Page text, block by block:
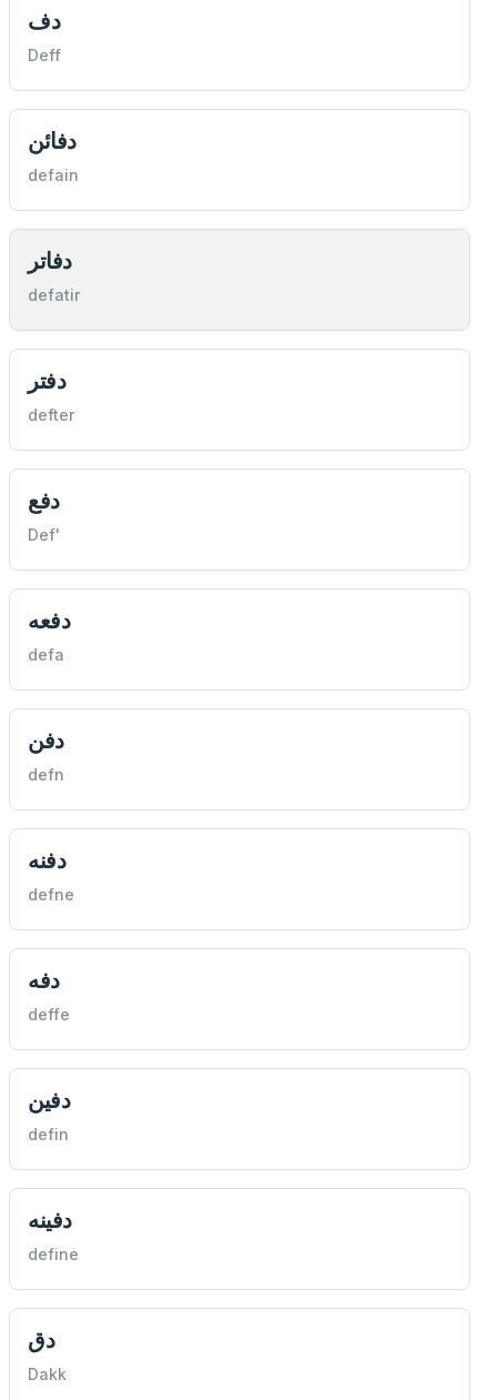
دف
Deff
دفائن
defain
دفاتر
defatir
دفتر
defter
دفع
Def'
دفعه
defa
دفن
defn
دفنه
defne
دفه
deffe
دفين
defin
دفينه
define
دق
Dakk